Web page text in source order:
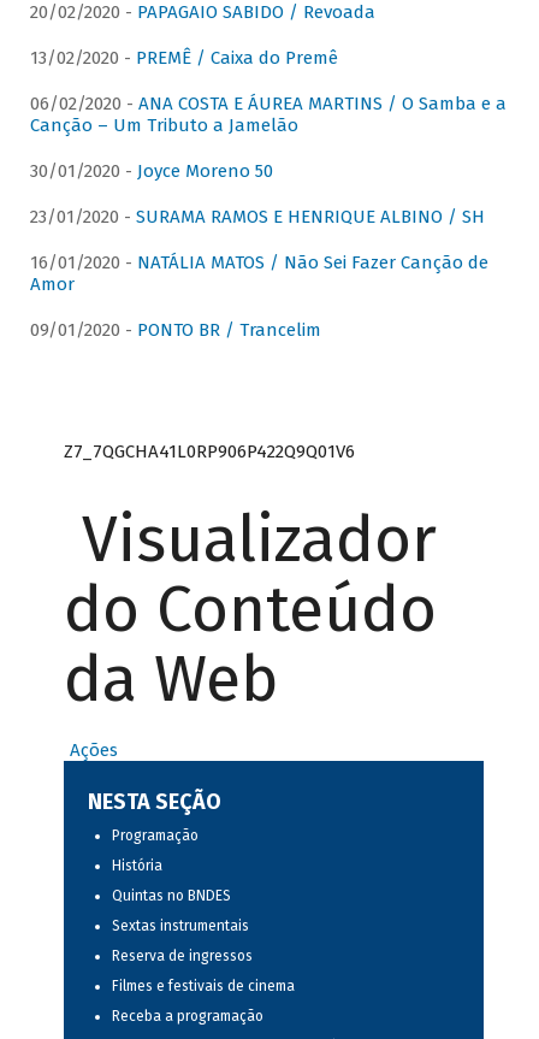
20/02/2020 - PAPAGAIO SABIDO / Revoada
13/02/2020 - PREMÊ / Caixa do Premê
06/02/2020 - ANA COSTA E ÁUREA MARTINS / O Samba e a
Canção – Um Tributo a Jamelão
30/01/2020 - Joyce Moreno 50
23/01/2020 - SURAMA RAMOS E HENRIQUE ALBINO / SH
16/01/2020 - NATÁLIA MATOS / Não Sei Fazer Canção de
Amor
09/01/2020 - PONTO BR / Trancelim
Z7_7QGCHA41L0RP906P422Q9Q01V6
Visualizador
do Conteúdo
da Web
Ações
NESTA SEÇÃO
Programação
História
Quintas no BNDES
Sextas instrumentais
Reserva de ingressos
Filmes e festivais de cinema
Receba a programação